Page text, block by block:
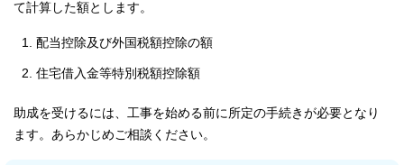
て計算した額とします。
配当控除及び外国税額控除の額
住宅借入金等特別税額控除額
助成を受けるには、工事を始める前に所定の手続きが必要となり
ます。あらかじめご相談ください。